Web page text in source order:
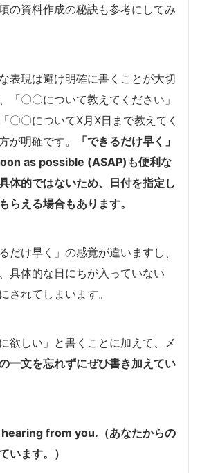
の資料作成の秘訣も参考にしてみ
表現は避け明確に書くことが大切
「〇〇について教えてください」
〇〇についてX月X日まで教えてく
が明確です。
「できるだけ早く」
as possible (ASAP)も便利な
体的ではないため、日付を指定し
らえる場合もあります。
だけ早く」の感覚が違いますし、
具体的な日にちが入っていない
されてしまいます。
欲しい」と書くことに加えて、メ
一文を忘れずにぜひ書き加えてい
from you.（あなたからの
います。）